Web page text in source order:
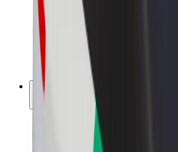
კურიერის შემოსავლები
Bolt Food პარტნიორები
ავტოპარკები
ფრენჩაიზი
კომპანია
ვაკანსიები
Bolt-ის შესახებ